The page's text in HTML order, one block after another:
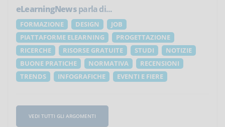
eLearningNewsparla di...
FORMAZIONE DESIGN
JOB
PIATTAFORME ELEARNING
PROGETTAZIONE
RICERCHE
RISORSE GRATUITE STUDI
NOTIZIE
BUONE PRATICHE
NORMATIVA
RECENSIONI
TRENDS
INFOGRAFICHE EVENTI E FIERE
VEDI TUTTI GLI ARGOMENTI